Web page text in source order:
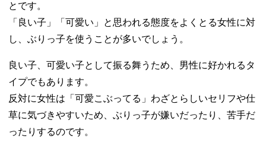
き〜！
− これ欲し
い〜！
くやる仕草5選
− ほっぺを
膨らませる
− よく体が
ゆらゆら動
く
とです。
「良い子」「可愛い」と思われる態度をよくとる女性に対
し、ぶりっ子を使うことが多いでしょう。
良い子、可愛い子として振る舞うため、男性に好かれるタ
イプでもあります。
反対に女性は「可愛こぶってる」わざとらしいセリフや仕
草に気づきやすいため、ぶりっ子が嫌いだったり、苦手だ
ったりするのです。